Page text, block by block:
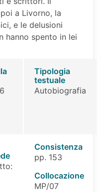
a Livorno, la
e le delusioni
hanno spento in lei
Tipologia
testuale
Autobiografia
Consistenza
pp. 153
Collocazione
MP/07